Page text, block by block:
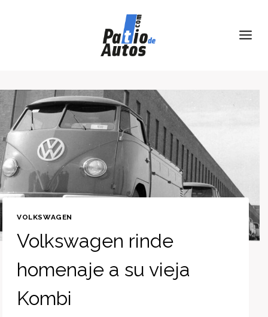
VOLKSWAGEN
Volkswagen rinde
homenaje a su vieja
Kombi